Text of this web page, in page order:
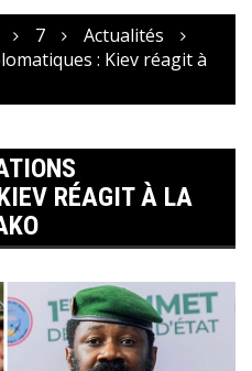
7
Actualités
: Kiev réagit à
RÉAGIT À LA